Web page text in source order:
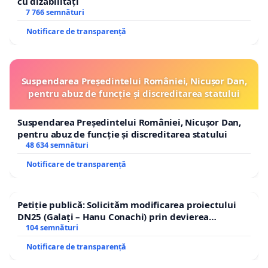
Solicităm efectuarea unei evaluări tehnice și
consultarea Poliției Rutiere pentru identificarea
celei mai eficiente variante, astfel încât Strada
Spicului să contribuie activ la fluidizarea traficului
7 766 semnături
Notificare de transparență
Suspendarea Președintelui României, Nicușor Dan,
pentru abuz de funcție și discreditarea statului
Suspendarea Președintelui României, Nicușor Dan,
pentru abuz de funcție și discreditarea statului
48 634 semnături
Notificare de transparență
Petiție publică: Solicităm modificarea proiectului
DN25 (Galați – Hanu Conachi) prin devierea
traseului în afara localităților!
104 semnături
Notificare de transparență